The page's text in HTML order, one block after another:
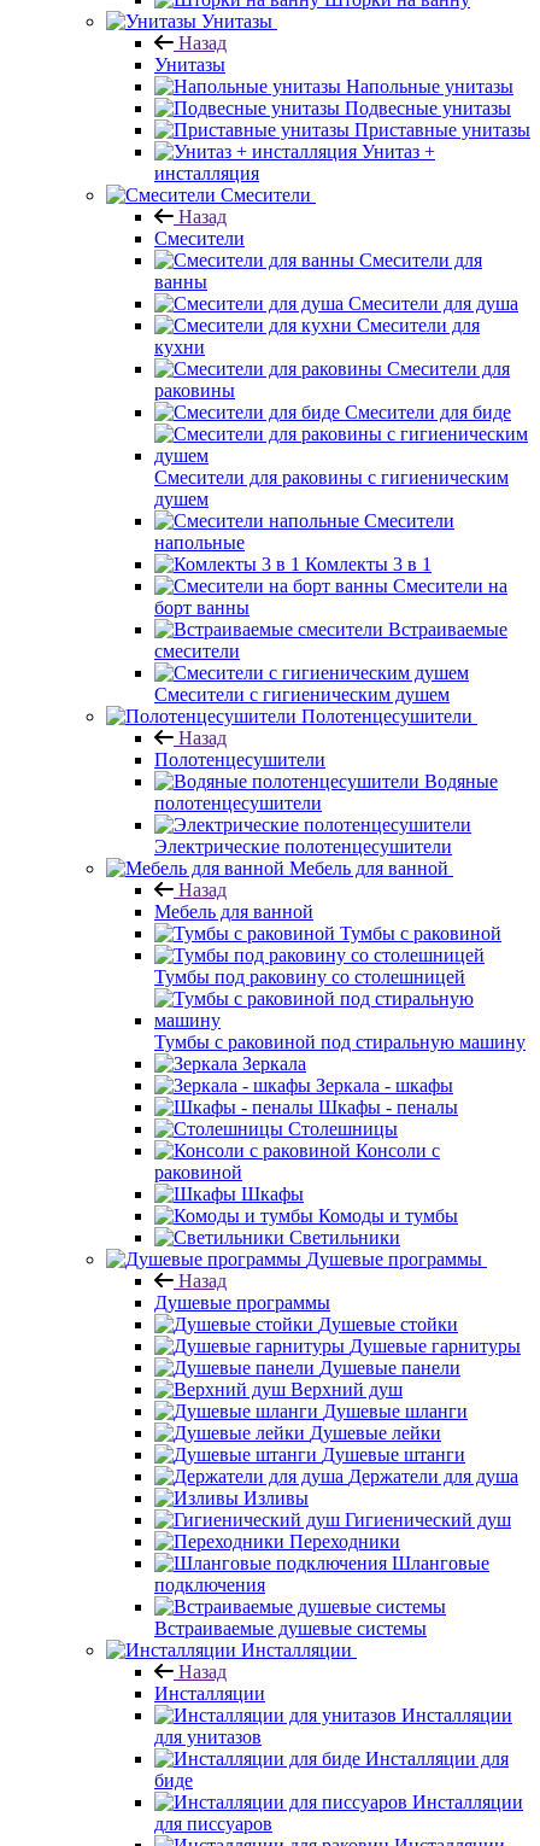
Унитазы
Назад
Унитазы
Напольные унитазы
Подвесные унитазы
Приставные унитазы
Унитаз +
инсталляция
Смесители
Назад
Смесители
Смесители для
ванны
Смесители для душа
Смесители для
кухни
Смесители для
раковины
Смесители для биде
Смесители для раковины с гигиеническим
душем
Смесители
напольные
Комлекты 3 в 1
Смесители на
борт ванны
Встраиваемые
смесители
Смесители с гигиеническим душем
Полотенцесушители
Назад
Полотенцесушители
Водяные
полотенцесушители
Электрические полотенцесушители
Мебель для ванной
Назад
Мебель для ванной
Тумбы с раковиной
Тумбы под раковину со столешницей
Тумбы с раковиной под стиральную машину
Зеркала
Зеркала - шкафы
Шкафы - пеналы
Столешницы
Консоли с
раковиной
Шкафы
Комоды и тумбы
Светильники
Душевые программы
Назад
Душевые программы
Душевые стойки
Душевые гарнитуры
Душевые панели
Верхний душ
Душевые шланги
Душевые лейки
Душевые штанги
Держатели для душа
Изливы
Гигиенический душ
Переходники
Шланговые
подключения
Встраиваемые душевые системы
Инсталляции
Назад
Инсталляции
Инсталляции
для унитазов
Инсталляции для
биде
Инсталляции
для писсуаров